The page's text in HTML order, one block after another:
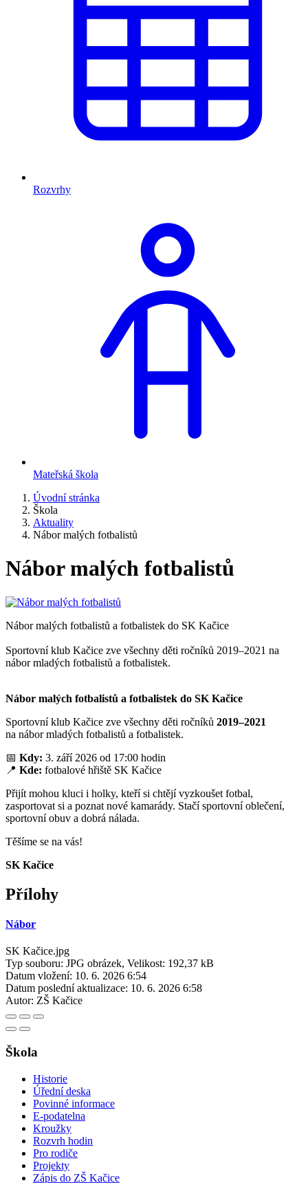
Rozvrhy
Mateřská škola
Úvodní stránka
Škola
Aktuality
Nábor malých fotbalistů
Nábor malých fotbalistů
Nábor malých fotbalistů a fotbalistek do SK Kačice
Sportovní klub Kačice zve všechny děti ročníků 2019–2021 na
nábor mladých fotbalistů a fotbalistek.
Nábor malých fotbalistů a fotbalistek do SK Kačice
Sportovní klub Kačice zve všechny děti ročníků 2019–2021
na nábor mladých fotbalistů a fotbalistek.
📅 Kdy: 3. září 2026 od 17:00 hodin
📍 Kde: fotbalové hřiště SK Kačice
Přijít mohou kluci i holky, kteří si chtějí vyzkoušet fotbal,
zasportovat si a poznat nové kamarády. Stačí sportovní oblečení,
sportovní obuv a dobrá nálada.
Těšíme se na vás!
SK Kačice
Přílohy
Nábor
SK Kačice.jpg
Typ souboru: JPG obrázek, Velikost: 192,37 kB
Datum vložení: 10. 6. 2026 6:54
Datum poslední aktualizace: 10. 6. 2026 6:58
Autor: ZŠ Kačice
Škola
Historie
Úřední deska
Povinné informace
E-podatelna
Kroužky
Rozvrh hodin
Pro rodiče
Projekty
Zápis do ZŠ Kačice